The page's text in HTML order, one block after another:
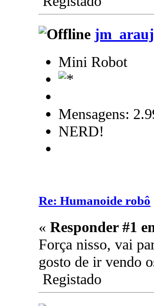
Mini Robot
Mensagens:
NERD!
Re: Humanoide robô
« Responder #1
Força nisso, vai
gosto de ir vendo
Registado